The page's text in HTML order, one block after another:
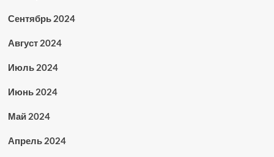
Сентябрь 2024
Август 2024
Июль 2024
Июнь 2024
Май 2024
Апрель 2024